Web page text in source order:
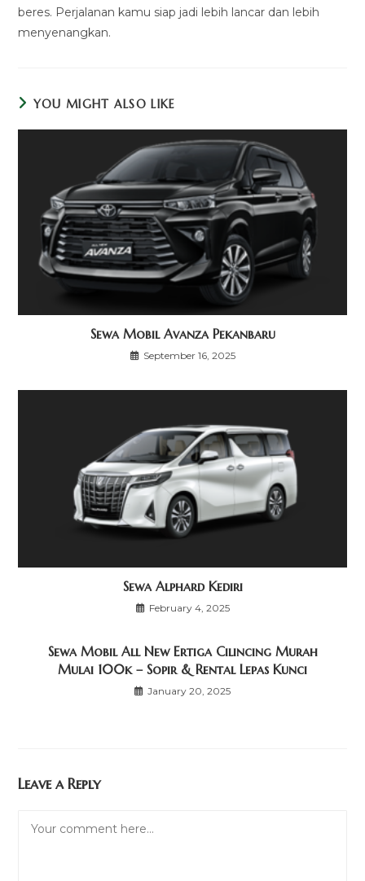
beres. Perjalanan kamu siap jadi lebih lancar dan lebih
menyenangkan.
YOU MIGHT ALSO LIKE
Sewa Mobil Avanza Pekanbaru
September 16, 2025
Sewa Alphard Kediri
February 4, 2025
Sewa Mobil All New Ertiga Cilincing Murah
Mulai 100k – Sopir & Rental Lepas Kunci
January 20, 2025
Leave a Reply